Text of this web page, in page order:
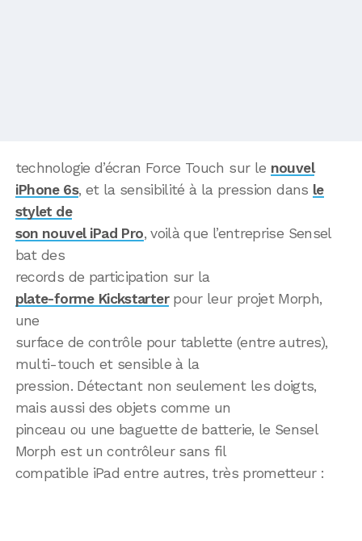
technologie d’écran Force Touch sur le nouvel
iPhone 6s, et la sensibilité à la pression dans le
stylet de
son nouvel iPad Pro, voilà que l’entreprise Sensel
bat des
records de participation sur la
plate-forme Kickstarterpour leur projet Morph,
une
surface de contrôle pour tablette (entre autres),
multi-touch et sensible à la
pression. Détectant non seulement les doigts,
mais aussi des objets comme un
pinceau ou une baguette de batterie, le Sensel
Morph est un contrôleur sans fil
compatible iPad entre autres, très prometteur :